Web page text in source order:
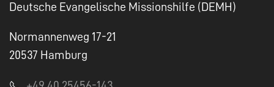
Deutsche Evangelische Missionshilfe (DEMH)
Normannenweg 17-21
20537 Hamburg